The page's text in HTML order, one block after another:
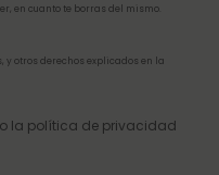
en cuanto te borras del mismo.
y otros derechos explicados en la
la política de privacidad